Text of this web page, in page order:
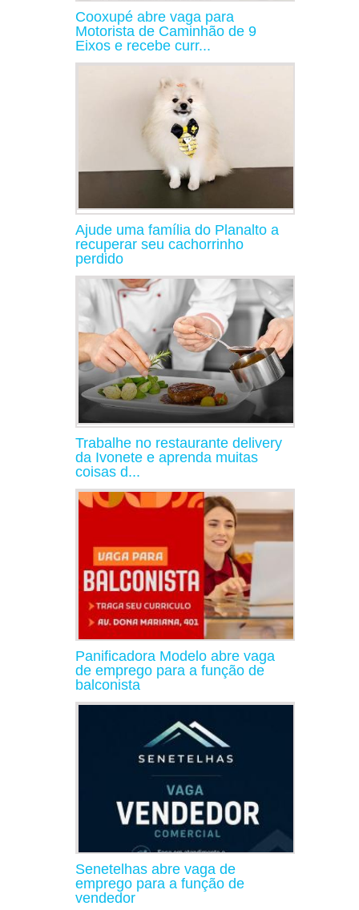
Cooxupé abre vaga para
Motorista de Caminhão de 9
Eixos e recebe curr...
Ajude uma família do Planalto a
recuperar seu cachorrinho
perdido
Trabalhe no restaurante delivery
da Ivonete e aprenda muitas
coisas d...
Panificadora Modelo abre vaga
de emprego para a função de
balconista
Senetelhas abre vaga de
emprego para a função de
vendedor